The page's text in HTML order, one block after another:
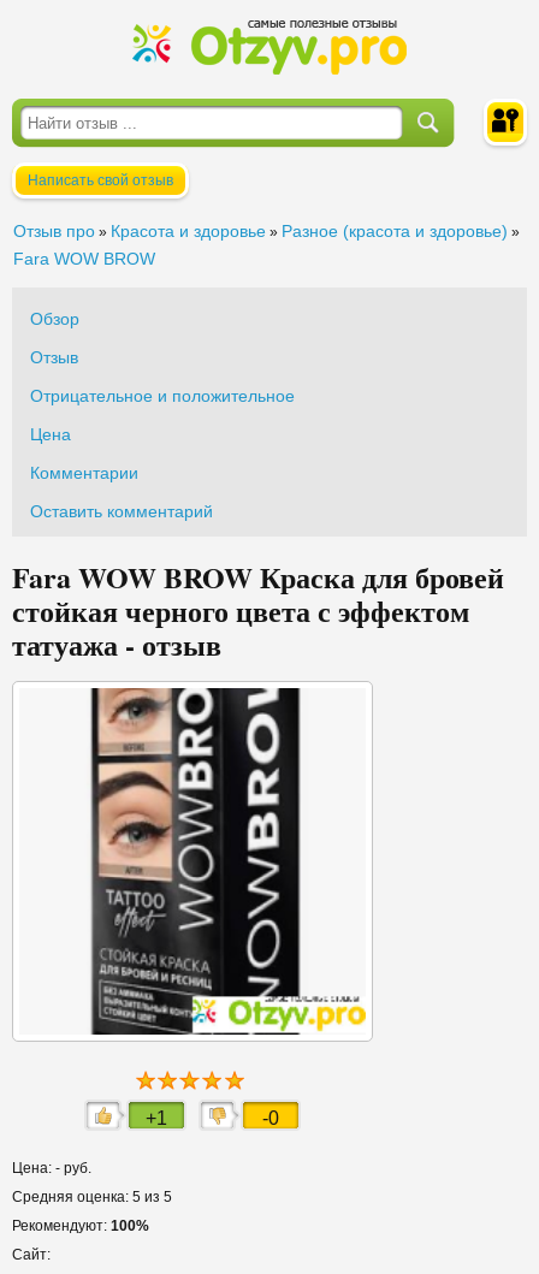
Написать свой отзыв
Отзыв про » Красота и здоровье » Разное (красота и здоровье) »
Fara WOW BROW
Обзор
Отзыв
Отрицательное и положительное
Цена
Комментарии
Оставить комментарий
Fara WOW BROW Краска для бровей
стойкая черного цвета с эффектом
татуажа - отзыв
+1 -0
Цена: - руб.
Средняя оценка: 5 из 5
Рекомендуют: 100%
Сайт: